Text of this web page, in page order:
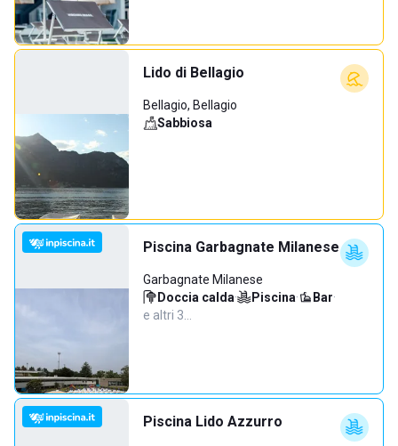
Lido di Bellagio
Bellagio, Bellagio
Sabbiosa
Piscina Garbagnate Milanese
Garbagnate Milanese
Doccia calda· Piscina· Bar·
e altri 3…
Piscina Lido Azzurro